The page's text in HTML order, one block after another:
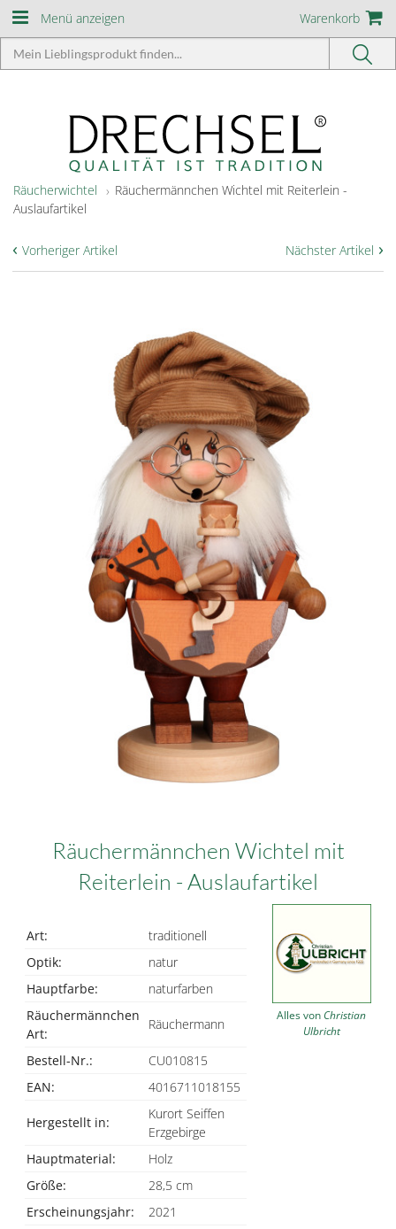
Menü anzeigen Warenkorb
Räucherwichtel
Räuchermännchen Wichtel mit Reiterlein -
Auslaufartikel
Nächster Artikel ›
‹ Vorheriger Artikel
Räuchermännchen Wichtel mit
Reiterlein - Auslaufartikel
Art:
traditionell
Optik:
natur
Hauptfarbe:
naturfarben
Räuchermännchen
Art:
Räuchermann
Bestell-Nr.:
CU010815
EAN:
4016711018155
Hergestellt in:
Kurort Seiffen
Erzgebirge
Hauptmaterial:
Holz
Größe:
28,5 cm
Erscheinungsjahr:
2021
Alles von Christian
Ulbricht